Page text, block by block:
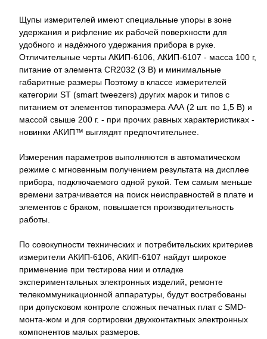
Щупы измерителей имеют специальные упоры в зоне
удержания и рифление их рабочей поверхности для
удобного и надёжного удержания прибора в руке.
Отличительные черты АКИП-6106, АКИП-6107 - масса 100 г,
питание от элемента CR2032 (3 В) и минимальные
габаритные размеры Поэтому в классе измерителей
категории ST (smart tweezers) других марок и типов с
питанием от элементов типоразмера ААА (2 шт. по 1,5 В) и
массой свыше 200 г. - при прочих равных характеристиках -
новинки АКИП™ выглядят предпочтительнее.
Измерения параметров выполняются в автоматическом
режиме с мгновенным получением результата на дисплее
прибора, подключаемого одной рукой. Тем самым меньше
времени затрачивается на поиск неисправностей в плате и
элементов с браком, повышается производительность
работы.
По совокупности технических и потребительских критериев
измерители АКИП-6106, АКИП-6107 найдут широкое
применение при тестирова нии и отладке
экспериментальных электронных изделий, ремонте
телекоммуникационной аппаратуры, будут востребованы
при допусковом контроле сложных печатных плат с SMD-
монта-жом и для сортировки двухконтактных электронных
компонентов малых размеров.